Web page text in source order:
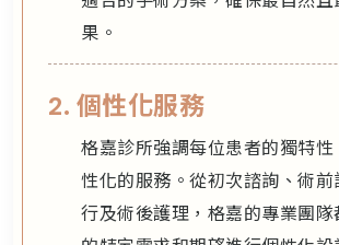
果。
2. 個性化服務
格嘉診所強調每位患者的獨特性
性化的服務。從初次諮詢、術
行及術後護理，格嘉的專業團隊